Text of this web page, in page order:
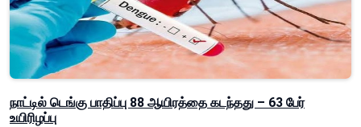
நாட்டில் டெங்கு பாதிப்பு 88 ஆயிரத்தை கடந்தது – 63 பேர்
உயிரிழப்பு